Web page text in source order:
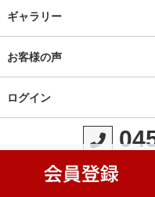
ギャラリー
お客様の声
ログイン
営業時間
定休